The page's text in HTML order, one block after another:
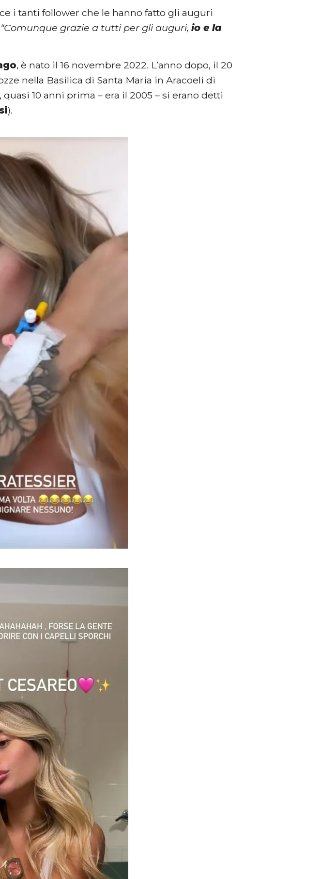
i tanti follower che le hanno fatto gli auguri
“Comunque grazie a tutti per gli auguri,io e la
, è nato il 16 novembre 2022. L’anno dopo, il 20
nella Basilica di Santa Maria in Aracoeli di
10 anni prima – era il 2005 – si erano detti
).